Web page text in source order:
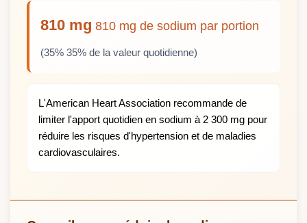
810 mg 810 mg de sodium par portion
(35% 35% de la valeur quotidienne)
L'American Heart Association recommande de
limiter l'apport quotidien en sodium à 2 300 mg pour
réduire les risques d'hypertension et de maladies
cardiovasculaires.